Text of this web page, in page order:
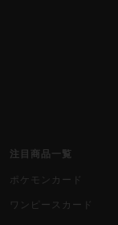
注目商品一覧
ポケモンカード
ワンピースカード